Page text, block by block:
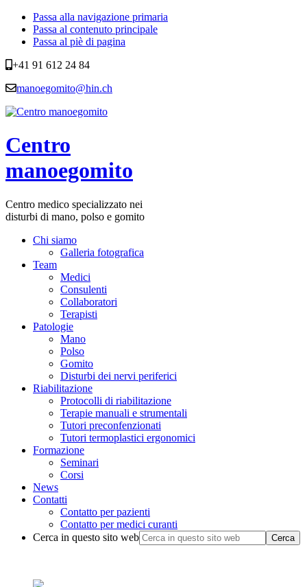
Passa alla navigazione primaria
Passa al contenuto principale
Passa al piè di pagina
+41 91 612 24 84
manoegomito@hin.ch
Centro
manoegomito
Centro medico specializzato nei
disturbi di mano, polso e gomito
Chi siamo
Galleria fotografica
Team
Medici
Consulenti
Collaboratori
Terapisti
Patologie
Mano
Polso
Gomito
Disturbi dei nervi periferici
Riabilitazione
Protocolli di riabilitazione
Terapie manuali e strumentali
Tutori preconfenzionati
Tutori termoplastici ergonomici
Formazione
Seminari
Corsi
News
Contatti
Contatto per pazienti
Contatto per medici curanti
Cerca in questo sito web